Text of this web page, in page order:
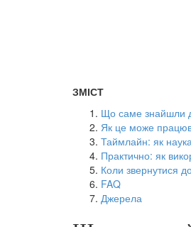
ЗМІСТ
Що саме знайшли
Як це може
Таймлайн: як наука
Практично: як
Коли звернутися
FAQ
Джерела